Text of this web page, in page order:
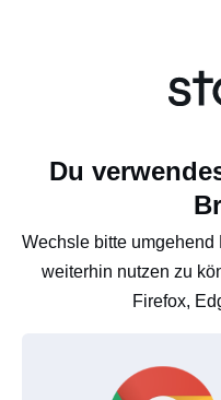
Du
Wechsle bitte umgehend
weiterhin nutzen zu
Firefox,